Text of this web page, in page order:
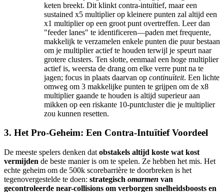
keten breekt. Dit klinkt contra-intuïtief, maar een
sustained x5 multiplier op kleinere punten zal altijd een
x1 multiplier op een groot punt overtreffen. Leer dan
"feeder lanes" te identificeren—paden met frequente,
makkelijk te verzamelen enkele punten die puur bestaan
om je multiplier actief te houden terwijl je speurt naar
grotere clusters. Ten slotte, eenmaal een hoge multiplier
actief is, weersta de drang om elke verre punt na te
jagen; focus in plaats daarvan op continuïteit. Een lichte
omweg om 3 makkelijke punten te grijpen om de x8
multiplier gaande te houden is altijd superieur aan
mikken op een riskante 10-puntcluster die je multiplier
zou kunnen resetten.
3. Het Pro-Geheim: Een Contra-Intuïtief Voordeel
De meeste spelers denken dat obstakels altijd koste wat kost
vermijden de beste manier is om te spelen. Ze hebben het mis. Het
echte geheim om de 500k scorebarrière te doorbreken is het
tegenovergestelde te doen: strategisch omarmen van
gecontroleerde near-collisions om verborgen snelheidsboosts en